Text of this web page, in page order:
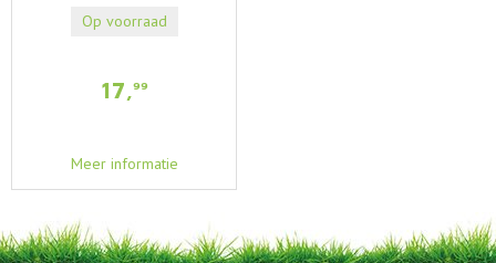
17,99
Meer informatie
Op voorraad